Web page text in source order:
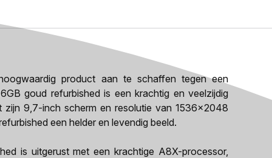
product aan te schaffen tegen een
goud refurbished is een krachtig en veelzijdig
9,7-inch scherm en resolutie van 1536x2048
een helder en levendig beeld.
is uitgerust met een krachtige A8X-processor,